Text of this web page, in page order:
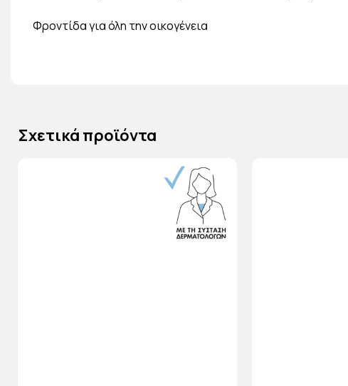
Φροντίδα για όλη την οικογένεια
Σχετικά προϊόντα